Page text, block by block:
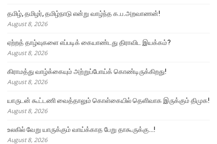
தமிழ், தமிழர், தமிழ்நாடு என்று வாழ்ந்த க.ப.அறவாணன்!
August 8, 2026
ஏற்றத் தாழ்வுகளை எப்படிக் கையாண்டது திராவிட இயக்கம்?
August 8, 2026
கிராமத்து வாழ்க்கையும் அற்றுப்போய்க் கொண்டிருக்கிறது!
August 8, 2026
யாருடன் கூட்டணி வைத்தாலும் கொள்கையில் தெளிவாக இருக்கும் திமுக!
August 8, 2026
உலகில் வேறு யாருக்கும் வாய்க்காத பேறு தாகூருக்கு…!
August 8, 2026